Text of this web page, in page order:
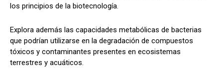
los principios de la biotecnología.
Explora además las capacidades metabólicas de bacterias
que podrían utilizarse en la degradación de compuestos
tóxicos y contaminantes presentes en ecosistemas
terrestres y acuáticos.